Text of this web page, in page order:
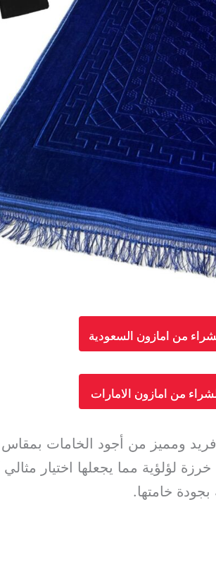
من امازون السعودية
من امازون الامارات
ومميز من أجود الخامات
الشعور بالراحة أثناء تأدية الصلاة. تأتي مع سبحة من 33 خرزة
خامتها.